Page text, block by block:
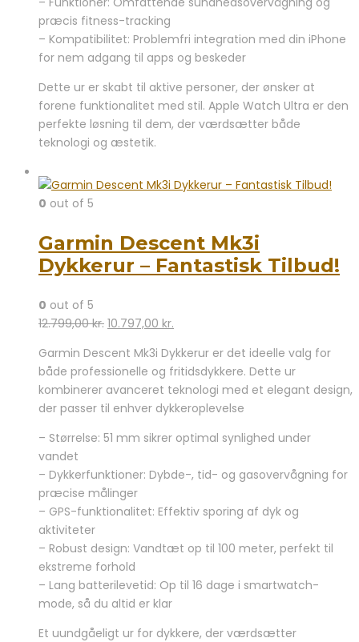
præcis fitness-tracking
– Kompatibilitet: Problemfri integration med din iPhone
for nem adgang til apps og beskeder
Dette ur er skabt til aktive personer, der ønsker at
forene funktionalitet med stil. Apple Watch Ultra er den
perfekte løsning til dem, der værdsætter både
teknologi og æstetik.
0 out of 5
Garmin Descent Mk3i
Dykkerur – Fantastisk Tilbud!
0 out of 5
12.799,00kr. Den
pris
var:
12.799,00 kr..
10.797,00 kr.
pris
er:
10.797,00 kr..
Garmin Descent Mk3i Dykkerur er det ideelle valg for
både professionelle og fritidsdykkere. Dette ur
kombinerer avanceret teknologi med et elegant design,
der passer til enhver dykkeroplevelse
– Størrelse: 51 mm sikrer optimal synlighed under
vandet
– Dykkerfunktioner: Dybde-, tid- og gasovervågning for
præcise målinger
– GPS-funktionalitet: Effektiv sporing af dyk og
aktiviteter
– Robust design: Vandtæt op til 100 meter, perfekt til
ekstreme forhold
– Lang batterilevetid: Op til 16 dage i smartwatch-
mode, så du altid er klar
Et uundgåeligt ur for dykkere, der værdsætter